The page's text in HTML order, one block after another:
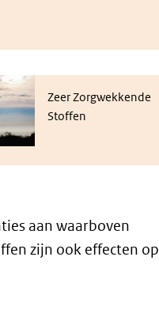
Zeer Zorgwekkende
Stoffen
aan waarboven
zijn ook effecten op